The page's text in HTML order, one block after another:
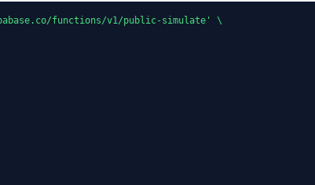
functions/v1/public-simulate' \